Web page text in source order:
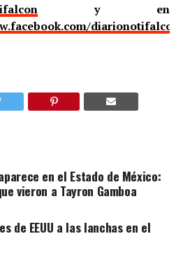
y en
en el Estado de México:
vieron a Tayron Gamboa
de EEUU a las lanchas en el